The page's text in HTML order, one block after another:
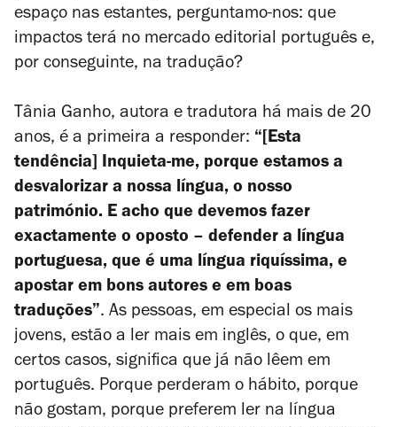
espaço nas estantes, perguntamo-nos: que
impactos terá no mercado editorial português e,
por conseguinte, na tradução?
Tânia Ganho, autora e tradutora há mais de 20
anos, é a primeira a responder: “[Esta
tendência] Inquieta-me, porque estamos a
desvalorizar a nossa língua, o nosso
património. E acho que devemos fazer
exactamente o oposto – defender a língua
portuguesa, que é uma língua riquíssima, e
apostar em bons autores e em boas
traduções”. As pessoas, em especial os mais
jovens, estão a ler mais em inglês, o que, em
certos casos, significa que já não lêem em
português. Porque perderam o hábito, porque
não gostam, porque preferem ler na língua